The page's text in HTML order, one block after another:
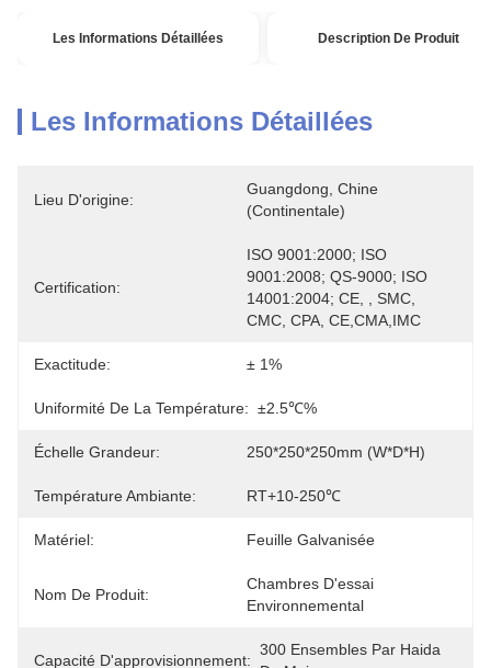
Les Informations Détaillées Description De Produit
Les Informations Détaillées
Lieu D'origine:
Guangdong, Chine
(continentale)
Certification:
ISO 9001:2000; ISO
9001:2008; QS-9000; ISO
14001:2004; CE, , SMC,
CMC, CPA, CE,CMA,IMC
Exactitude: ± 1%
Uniformité De La Température: ±2.5℃%
Échelle Grandeur: 250*250*250mm (W*D*H)
Température Ambiante: RT+10-250℃
Matériel: Feuille Galvanisée
Nom De Produit:
Chambres D'essai
Environnemental
Capacité D'approvisionnement:
300 Ensembles Par Haida